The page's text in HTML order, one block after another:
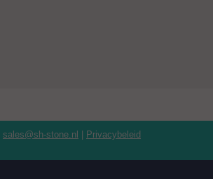
sales@sh-stone.nl Privacybeleid